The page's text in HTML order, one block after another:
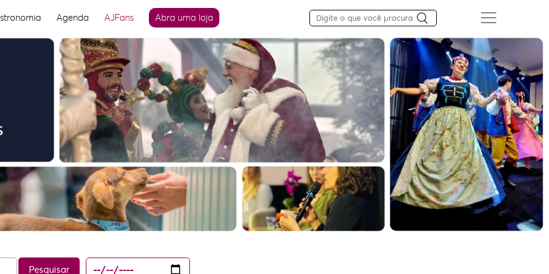
Agenda AJFans Abra uma loja
Pesquisar